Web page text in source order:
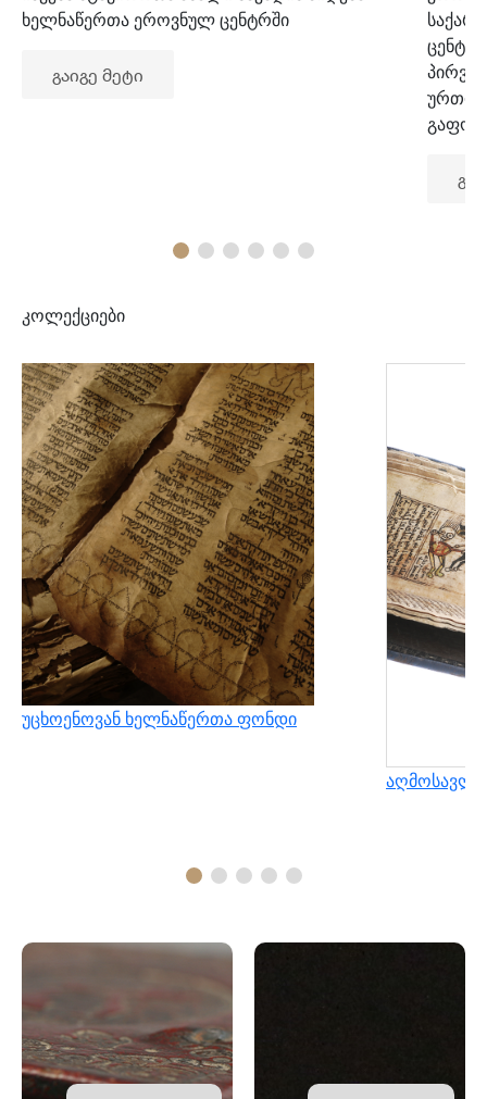
ხელნაწერთა ეროვნულ ცენტრში
გაიგე მეტი
კოლექციები
უცხოენოვან ხელნაწერთა ფონდი